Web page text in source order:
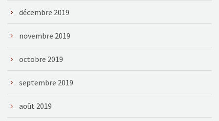
décembre 2019
novembre 2019
octobre 2019
septembre 2019
août 2019